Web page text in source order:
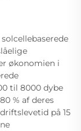
økonomien i
til 8000 dybe
% af deres
på 15